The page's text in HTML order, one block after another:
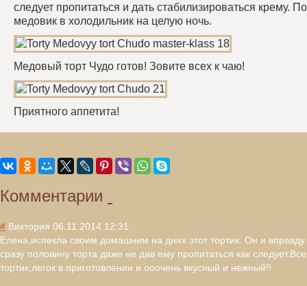
следует пропитаться и дать стабилизироваться крему.
медовик в холодильник на целую ночь.
Медовый торт Чудо готов! Зовите всех к чаю!
Приятного аппетита!
Комментарии
# Виктория 06.11.2014 12:31
Елена,испекла своим домашним на днях этот тортик. Он и
сразу половину торта даже не дав ему пропитаться как
тортик,легок в приготовлении и ооочень вкусный и нежный!!